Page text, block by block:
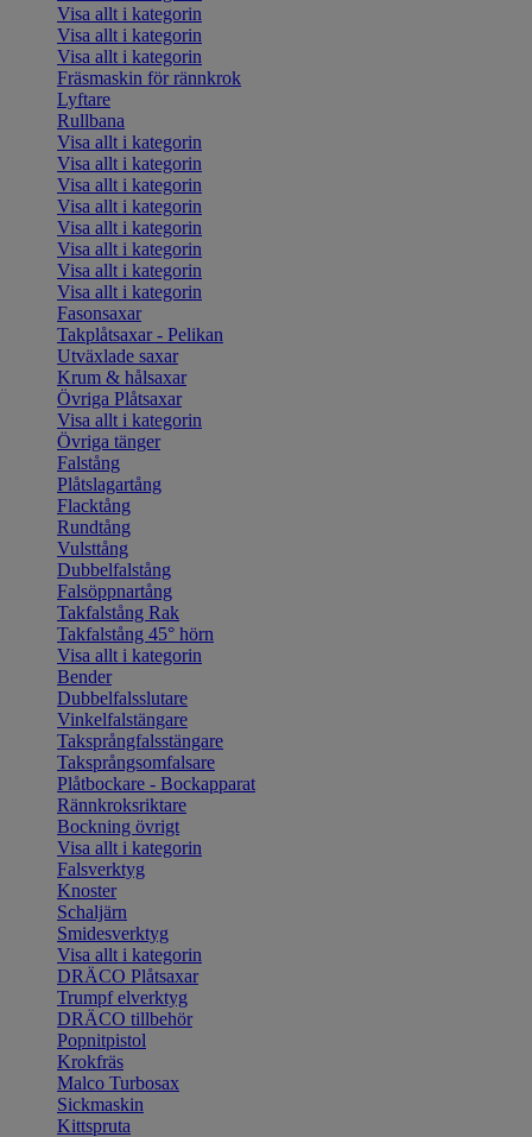
Visa allt i kategorin
Visa allt i kategorin
Visa allt i kategorin
Fräsmaskin för rännkrok
Lyftare
Rullbana
Visa allt i kategorin
Visa allt i kategorin
Visa allt i kategorin
Visa allt i kategorin
Visa allt i kategorin
Visa allt i kategorin
Visa allt i kategorin
Visa allt i kategorin
Fasonsaxar
Takplåtsaxar - Pelikan
Utväxlade saxar
Krum & hålsaxar
Övriga Plåtsaxar
Visa allt i kategorin
Övriga tänger
Falstång
Plåtslagartång
Flacktång
Rundtång
Vulsttång
Dubbelfalstång
Falsöppnartång
Takfalstång Rak
Takfalstång 45° hörn
Visa allt i kategorin
Bender
Dubbelfalsslutare
Vinkelfalstängare
Taksprångfalsstängare
Taksprångsomfalsare
Plåtbockare - Bockapparat
Rännkroksriktare
Bockning övrigt
Visa allt i kategorin
Falsverktyg
Knoster
Schaljärn
Smidesverktyg
Visa allt i kategorin
DRÄCO Plåtsaxar
Trumpf elverktyg
DRÄCO tillbehör
Popnitpistol
Krokfräs
Malco Turbosax
Sickmaskin
Kittspruta